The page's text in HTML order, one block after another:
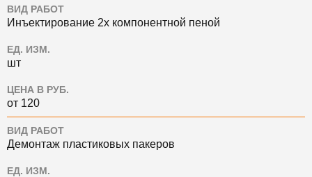
ВИД РАБОТ
Инъектирование 2х компонентной пеной
ЕД. ИЗМ.
шт
ЦЕНА В РУБ.
от 120
ВИД РАБОТ
Демонтаж пластиковых пакеров
ЕД. ИЗМ.